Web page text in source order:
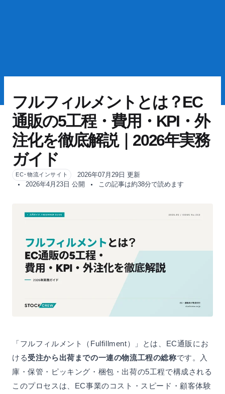
フルフィルメントとは？EC
通販の5工程・費用・KPI・外
注化を徹底解説｜2026年実務
ガイド
EC･物流インサイト
2026年07月29日 更新
2026年4月23日 公開
この記事は約38分で読めます
「フルフィルメント（Fulfillment）」とは、EC通販にお
ける受注から出荷までの一連の物流工程の総称です。入
庫・保管・ピッキング・梱包・出荷の5工程で構成される
このプロセスは、EC事業のコスト・スピード・顧客体験